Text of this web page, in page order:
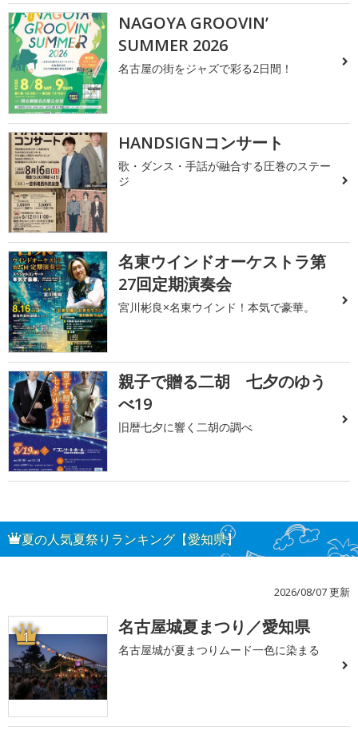
NAGOYA GROOVIN’
SUMMER 2026
名古屋の街をジャズで彩る2日間！
HANDSIGNコンサート
歌・ダンス・手話が融合する圧巻のステー
ジ
名東ウインドオーケストラ第
27回定期演奏会
宮川彬良×名東ウインド！本気で豪華。
親子で贈る二胡 七夕のゆう
べ19
旧暦七夕に響く二胡の調べ
夏の人気夏祭りランキング【愛知県】
2026/08/07 更新
1 名古屋城夏まつり／愛知県
名古屋城が夏まつりムード一色に染まる